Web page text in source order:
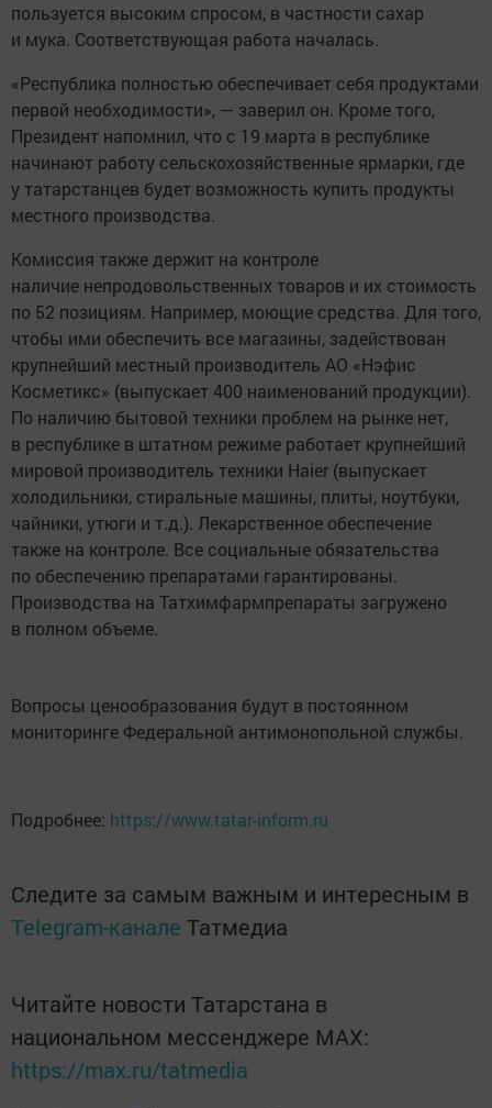
пользуется высоким спросом, в частности сахар
и мука. Соответствующая работа началась.
«Республика полностью обеспечивает себя продуктами
первой необходимости», — заверил он. Кроме того,
Президент напомнил, что с 19 марта в республике
начинают работу сельскохозяйственные ярмарки, где
у татарстанцев будет возможность купить продукты
местного производства.
Комиссия также держит на контроле
наличие непродовольственных товаров и их стоимость
по 52 позициям. Например, моющие средства. Для того,
чтобы ими обеспечить все магазины, задействован
крупнейший местный производитель АО «Нэфис
Косметикс» (выпускает 400 наименований продукции).
По наличию бытовой техники проблем на рынке нет,
в республике в штатном режиме работает крупнейший
мировой производитель техники Haier (выпускает
холодильники, стиральные машины, плиты, ноутбуки,
чайники, утюги и т.д.). Лекарственное обеспечение
также на контроле. Все социальные обязательства
по обеспечению препаратами гарантированы.
Производства на Татхимфармпрепараты загружено
в полном объеме.
Вопросы ценообразования будут в постоянном
мониторинге Федеральной антимонопольной службы.
Подробнее: https://www.tatar-inform.ru
Следите за самым важным и интересным в
Telegram-канале Татмедиа
Читайте новости Татарстана в
национальном мессенджере MАХ:
https://max.ru/tatmedia